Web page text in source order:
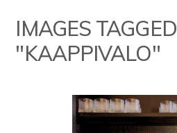
content
IMAGES TAGGED
"KAAPPIVALO"